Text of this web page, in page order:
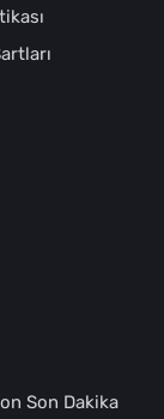
Son Dakika